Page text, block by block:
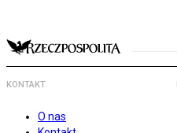
KONTAKT
O nas